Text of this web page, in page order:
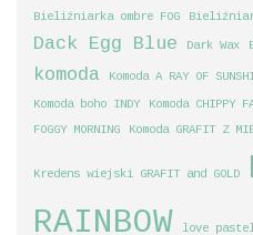
Bieliźniarka ombre FOG
Dack Egg Blue Dark Wax
komoda Komoda A RAY OF
Komoda boho INDY Komoda CHIPPY
FOGGY MORNING
Komoda GRAFIT Z
Kredens wiejski GRAFIT and GOLD
RAINBOW
love